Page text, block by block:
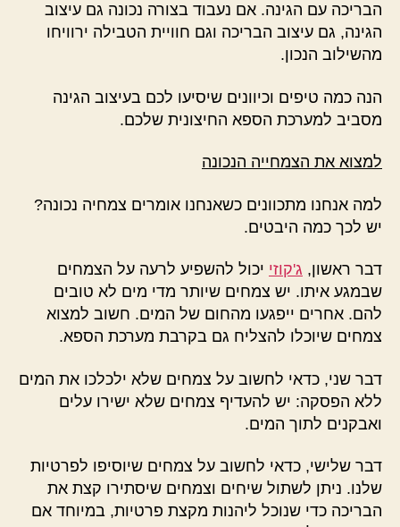
הבריכה עם הגינה. אם נעבוד בצורה נכונה גם עיצוב
הגינה, גם עיצוב הבריכה וגם חוויית הטבילה ירוויחו
מהשילוב הנכון.
הנה כמה טיפים וכיוונים שיסיעו לכם בעיצוב הגינה
מסביב למערכת הספא החיצונית שלכם.
למצוא את הצמחייה הנכונה
למה אנחנו מתכוונים כשאנחנו אומרים צמחיה נכונה?
יש לכך כמה היבטים.
דבר ראשון, ג'קוזי יכול להשפיע לרעה על הצמחים
שבמגע איתו. יש צמחים שיותר מדי מים לא טובים
להם. אחרים ייפגעו מהחום של המים. חשוב למצוא
צמחים שיוכלו להצליח גם בקרבת מערכת הספא.
דבר שני, כדאי לחשוב על צמחים שלא ילכלכו את המים
ללא הפסקה: יש להעדיף צמחים שלא ישירו עלים
ואבקנים לתוך המים.
דבר שלישי, כדאי לחשוב על צמחים שיוסיפו לפרטיות
שלנו. ניתן לשתול שיחים וצמחים שיסתירו קצת את
הבריכה כדי שנוכל ליהנות מקצת פרטיות, במיוחד אם